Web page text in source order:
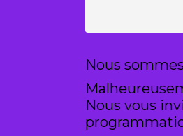
Nous
Nous vous